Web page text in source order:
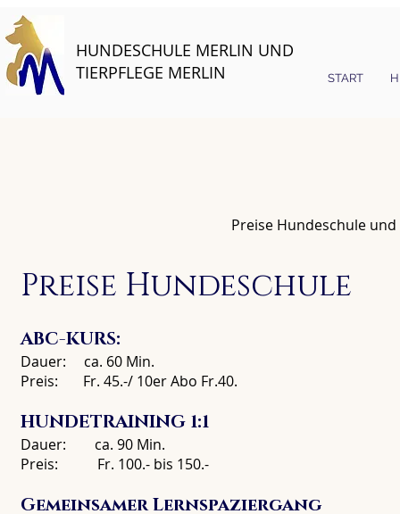
HUNDESCHULE MERLIN UND
TIERPFLEGE MERLIN
START
Preise Hundeschule
Preise Hundeschule
ABC-KURS:
Dauer: ca. 60 Min.
Preis: Fr. 45.-/ 10er Abo Fr.40.
HUNDETRAINING 1:1
Dauer: ca. 90 Min.
Preis: Fr. 100.- bis 150.-
Gemeinsamer Lernspaziergang